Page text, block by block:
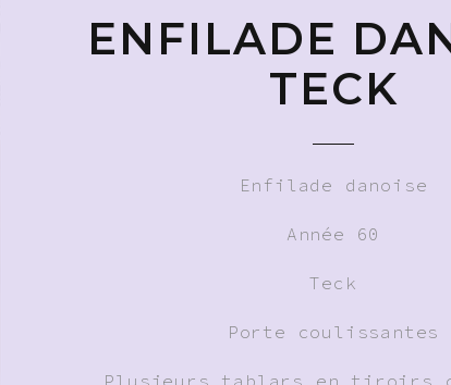
ENFILADE
TECK
Enfilade danoise
Année 60
Teck
Porte coulissantes
Plusieurs tablars en tiroirs